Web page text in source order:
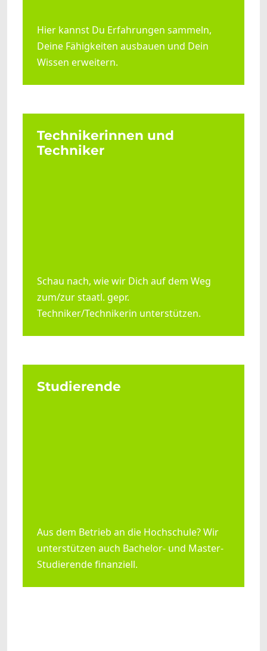
Hier kannst Du Erfahrungen sammeln,
Deine Fähigkeiten ausbauen und Dein
Wissen erweitern.
Technikerinnen und
Techniker
Schau nach, wie wir Dich auf dem Weg
zum/zur staatl. gepr.
Techniker/Technikerin unterstützen.
Studierende
Aus dem Betrieb an die Hochschule? Wir
unterstützen auch Bachelor- und Master-
Studierende finanziell.